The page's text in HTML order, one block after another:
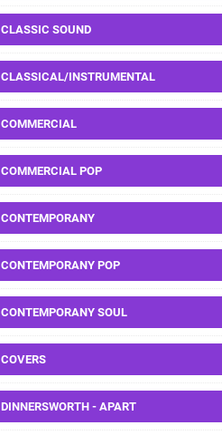
CLASSIC SOUND
CLASSICAL/INSTRUMENTAL
COMMERCIAL
COMMERCIAL POP
CONTEMPORANY
CONTEMPORANY POP
CONTEMPORANY SOUL
COVERS
DINNERSWORTH - APART